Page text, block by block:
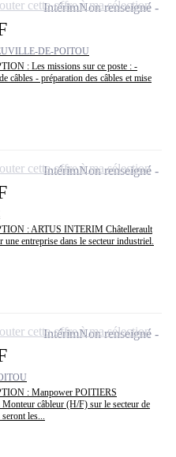
DE-POITOU
: Les missions sur ce poste : -
câbles - préparation des câbles et mise
IntérimNon renseigné
cette offre à ma sélection
: ARTUS INTERIM Châtellerault
entreprise dans le secteur industriel.
IntérimNon renseigné
cette offre à ma sélection
: Manpower POITIERS
câbleur (H/F) sur le secteur de
les...
IntérimNon renseigné
cette offre à ma sélection